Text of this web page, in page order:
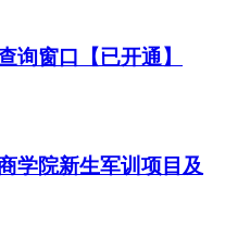
询窗口【已开通】
学院新生军训项目及